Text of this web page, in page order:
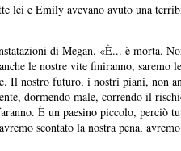
lei e Emily avevano avuto una
di Megan. «È... è morta.
le nostre vite finiranno, saremo
nostro futuro, i nostri piani, non
dormendo male, correndo il
È un paesino piccolo, perciò
scontato la nostra pena,